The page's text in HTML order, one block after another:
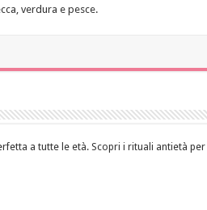
verdura e pesce.
a tutte le età. Scopri i rituali antietà per